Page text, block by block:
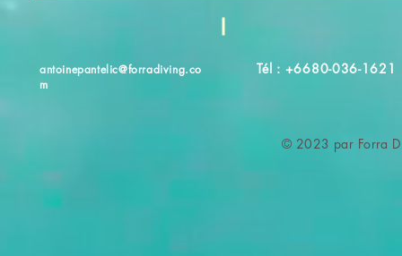
antoinepantelic@forradiving.co
m
Tél : +6680-036-1621
© 2023 par Forra